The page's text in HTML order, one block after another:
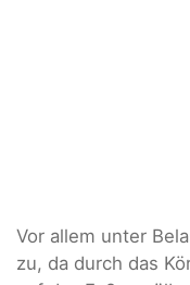
Vor allem unter
zu, da durch das